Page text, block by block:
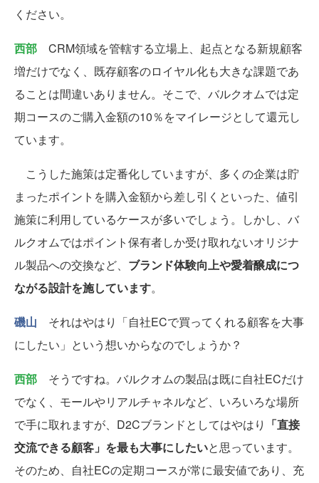
ください。
西部 CRM領域を管轄する立場上、起点となる新規顧客
増だけでなく、既存顧客のロイヤル化も大きな課題であ
ることは間違いありません。そこで、バルクオムでは定
期コースのご購入金額の10％をマイレージとして還元し
ています。
こうした施策は定番化していますが、多くの企業は貯
まったポイントを購入金額から差し引くといった、値引
施策に利用しているケースが多いでしょう。しかし、バ
ルクオムではポイント保有者しか受け取れないオリジナ
ル製品への交換など、 ブランド体験向上や愛着醸成につ
ながる設計を施しています。
磯山 それはやはり「自社ECで買ってくれる顧客を大事
にしたい」という想いからなのでしょうか？
西部 そうですね。バルクオムの製品は既に自社ECだけ
でなく、モールやリアルチャネルなど、いろいろな場所
で手に取れますが、D2Cブランドとしてはやはり 「直接
交流できる顧客」を最も大事にしたいと思っています。
そのため、自社ECの定期コースが常に最安値であり、充